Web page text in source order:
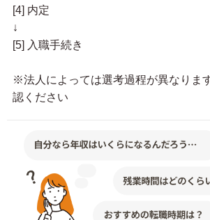
[4] 内定
↓
[5] 入職手続き
※法人によっては選考過程が異なりま
認ください